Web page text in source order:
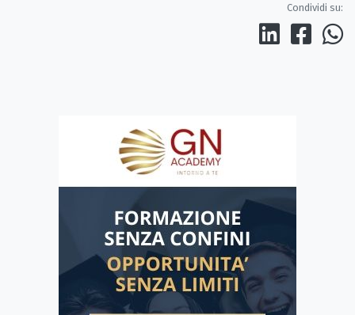
Condividi su: